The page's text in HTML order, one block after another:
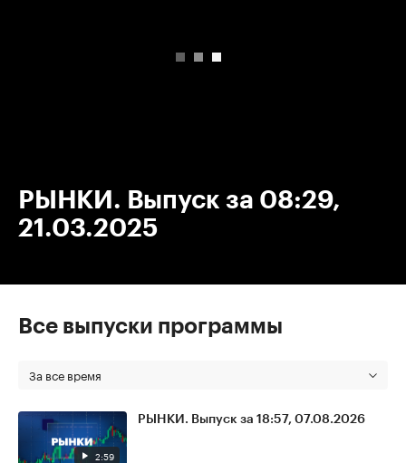
РЫНКИ. Выпуск за 08:29,
21.03.2025
Все выпуски программы
За все время
2:59
РЫНКИ. Выпуск за 18:57, 07.08.2026